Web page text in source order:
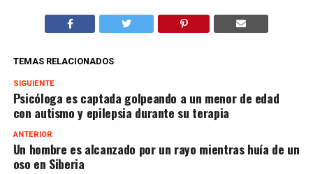
TEMAS RELACIONADOS
SIGUIENTE
Psicóloga es captada golpeando a un menor de edad
con autismo y epilepsia durante su terapia
ANTERIOR
Un hombre es alcanzado por un rayo mientras huía de un
oso en Siberia